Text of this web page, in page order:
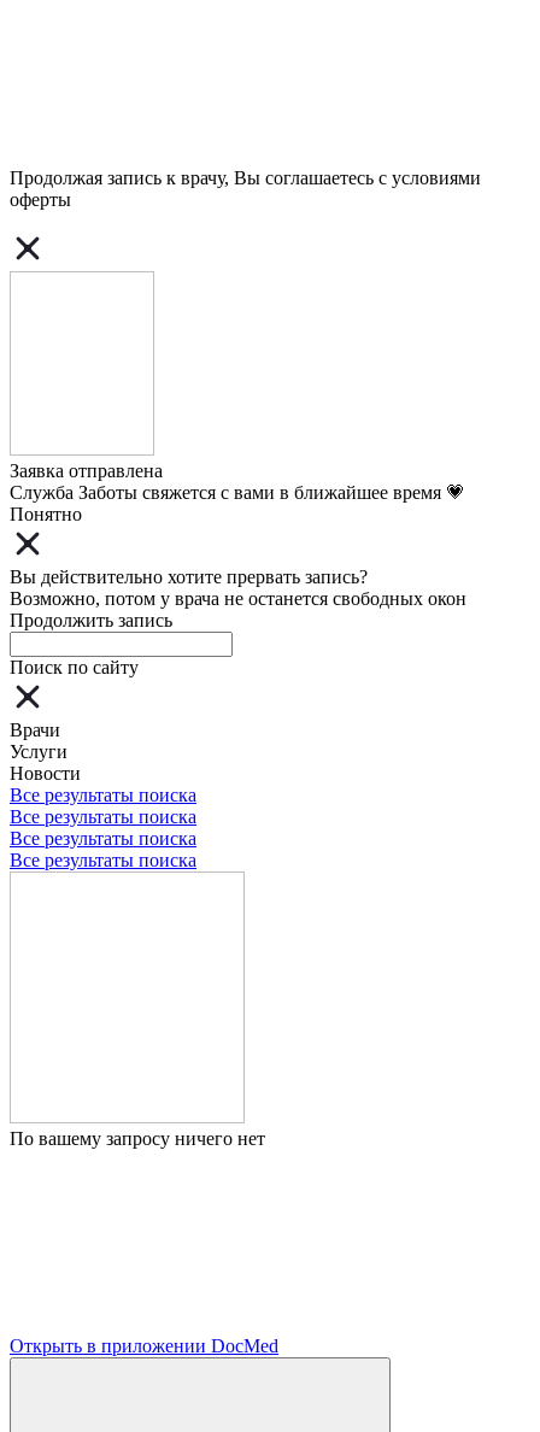
Продолжая запись к врачу, Вы соглашаетесь с условиями
оферты
Заявка отправлена
Служба Заботы свяжется с вами в ближайшее время 💗
Понятно
Вы действительно хотите прервать запись?
Возможно, потом у врача не останется свободных окон
Продолжить запись
Поиск по сайту
Врачи
Услуги
Новости
Все результаты поиска
Все результаты поиска
Все результаты поиска
Все результаты поиска
По вашему запросу ничего нет
Открыть в приложении DocMed